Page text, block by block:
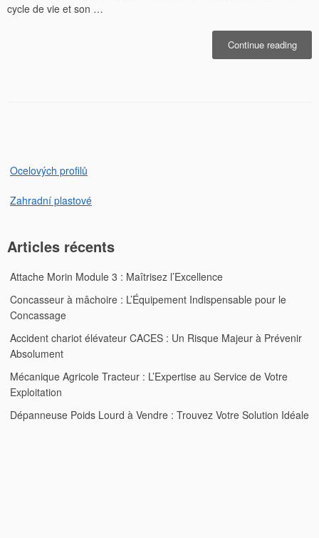
cycle de vie et son …
Continue reading«
Ocelových profilů
Zahradní plastové
Articles récents
Attache Morin Module 3 : Maîtrisez l’Excellence
Concasseur à mâchoire : L’Équipement Indispensable pour le
Concassage
Accident chariot élévateur CACES : Un Risque Majeur à Prévenir
Absolument
Mécanique Agricole Tracteur : L’Expertise au Service de Votre
Exploitation
Dépanneuse Poids Lourd à Vendre : Trouvez Votre Solution Idéale